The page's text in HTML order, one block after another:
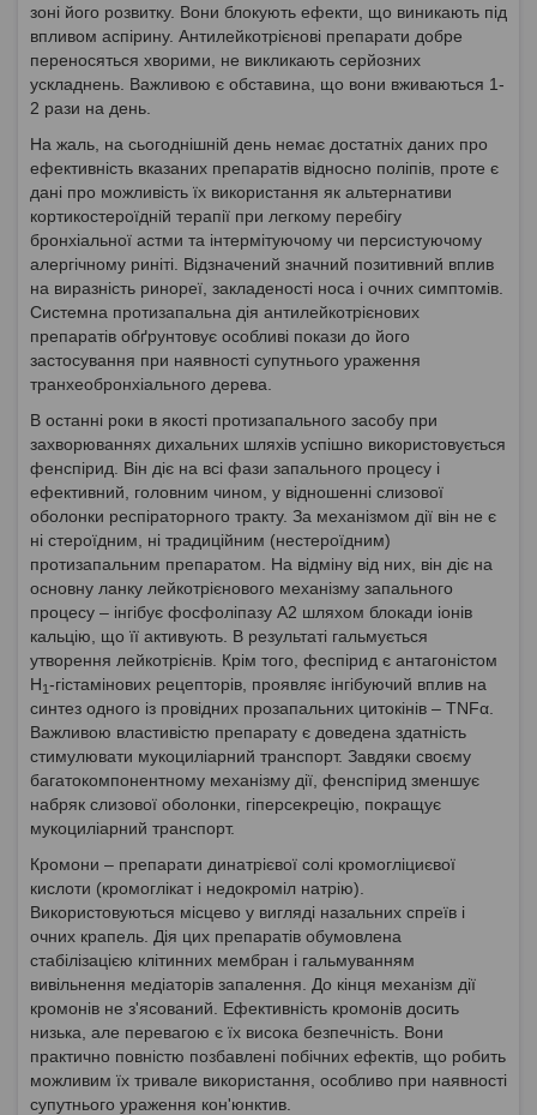
зоні його розвитку. Вони блокують ефекти, що виникають під
впливом аспірину. Антилейкотрієнові препарати добре
переносяться хворими, не викликають серйозних
ускладнень. Важливою є обставина, що вони вживаються 1-
2 рази на день.
На жаль, на сьогоднішній день немає достатніх даних про
ефективність вказаних препаратів відносно поліпів, проте є
дані про можливість їх використання як альтернативи
кортикостероїдній терапії при легкому перебігу
бронхіальної астми та інтермітуючому чи персистуючому
алергічному риніті. Відзначений значний позитивний вплив
на виразність ринореї, закладеності носа і очних симптомів.
Системна протизапальна дія антилейкотрієнових
препаратів обґрунтовує особливі покази до його
застосування при наявності супутнього ураження
транхеобронхіального дерева.
В останні роки в якості протизапального засобу при
захворюваннях дихальних шляхів успішно використовується
фенспірид. Він діє на всі фази запального процесу і
ефективний, головним чином, у відношенні слизової
оболонки респіраторного тракту. За механізмом дії він не є
ні стероїдним, ні традиційним (нестероїдним)
протизапальним препаратом. На відміну від них, він діє на
основну ланку лейкотрієнового механізму запального
процесу – інгібує фосфоліпазу А2 шляхом блокади іонів
кальцію, що її активують. В результаті гальмується
утворення лейкотрієнів. Крім того, феспірид є антагоністом
Н1-гістамінових рецепторів, проявляє інгібуючий вплив на
синтез одного із провідних прозапальних цитокінів – TNFα.
Важливою властивістю препарату є доведена здатність
стимулювати мукоциліарний транспорт. Завдяки своєму
багатокомпонентному механізму дії, фенспірид зменшує
набряк слизової оболонки, гіперсекрецію, покращує
мукоциліарний транспорт.
Кромони – препарати динатрієвої солі кромогліциєвої
кислоти (кромоглікат і недокроміл натрію).
Використовуються місцево у вигляді назальних спреїв і
очних крапель. Дія цих препаратів обумовлена
стабілізацією клітинних мембран і гальмуванням
вивільнення медіаторів запалення. До кінця механізм дії
кромонів не з'ясований. Ефективність кромонів досить
низька, але перевагою є їх висока безпечність. Вони
практично повністю позбавлені побічних ефектів, що робить
можливим їх тривале використання, особливо при наявності
супутнього ураження кон'юнктив.